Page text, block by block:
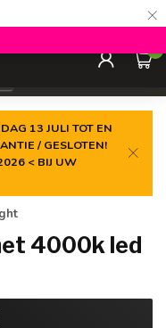
×
0
13 JULI TOT EN
/ GESLOTEN!
< BIJ UW
4000k led